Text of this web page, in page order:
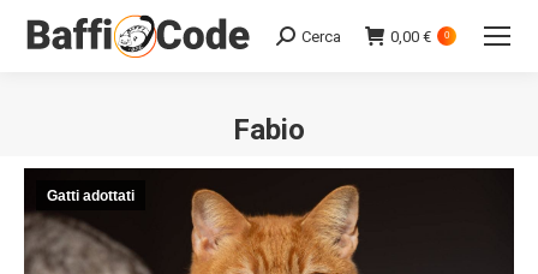
Search:
Cerca 0,00 € 0
Fabio
Gatti adottati